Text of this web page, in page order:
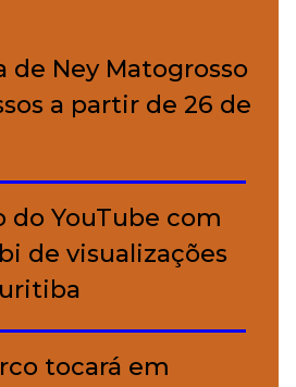
e ráfia: o
que
o luxo
trás da skincare: a
ativo
de Ney Matogrosso
a partir de 26 de
do YouTube com
de visualizações
tocará em